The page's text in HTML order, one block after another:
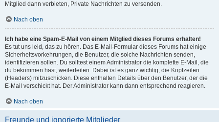
Mitglied dann verbieten, Private Nachrichten zu versenden.
Nach oben
Ich habe eine Spam-E-Mail von einem Mitglied dieses Forums erhalten!
Es tut uns leid, das zu hören. Das E-Mail-Formular dieses Forums hat einige
Sicherheitsvorkehrungen, die Benutzer, die solche Nachrichten senden,
identifizieren sollen. Du solltest einem Administrator die komplette E-Mail, die
du bekommen hast, weiterleiten. Dabei ist es ganz wichtig, die Kopfzeilen
(Headers) mitzuschicken. Diese enthalten Details über den Benutzer, der die
E-Mail verschickt hat. Der Administrator kann dann entsprechend reagieren.
Nach oben
Freunde und ignorierte Mitglieder